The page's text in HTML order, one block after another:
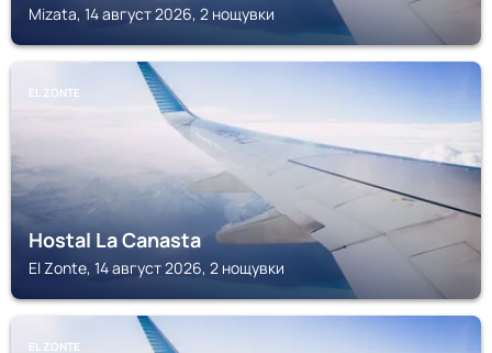
Mizata, 14 август 2026, 2 нощувки
EL ZONTE
Hostal La Canasta
El Zonte, 14 август 2026, 2 нощувки
EL ZONTE